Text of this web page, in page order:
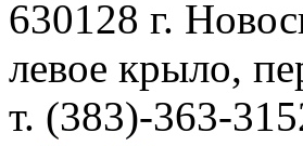
630128 г.
левое крыло,
т. (383)-363-